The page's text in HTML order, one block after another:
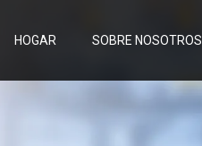
HOGAR SOBRE NOSOTROS